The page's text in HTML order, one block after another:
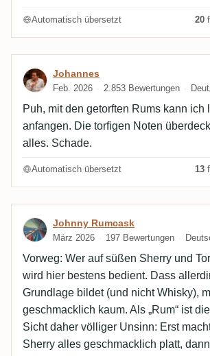
Automatisch übersetzt 20
Bewertung von Johannes
Johannes
Feb. 2026 2.853 Bewertungen
Puh, mit den getorften Rums kann ich
anfangen. Die torfigen Noten
alles. Schade.
Automatisch übersetzt 13
Bewertung von Johnny
Johnny Rumcask
März 2026 197 Bewertungen
Vorweg: Wer auf süßen Sherry und
wird hier bestens bedient. Dass
Grundlage bildet (und nicht Whisky),
geschmacklich kaum. Als „Rum“ ist
Sicht daher völliger Unsinn: Erst
Sherry alles geschmacklich platt,